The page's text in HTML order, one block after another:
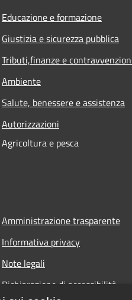
Educazione e formazione
Giustizia e sicurezza pubblica
Tributi,finanze e
Ambiente
Salute, benessere e assistenza
Autorizzazioni
Agricoltura e pesca
Amministrazione trasparente
Informativa privacy
Note legali
Dichiarazione di accessibilità